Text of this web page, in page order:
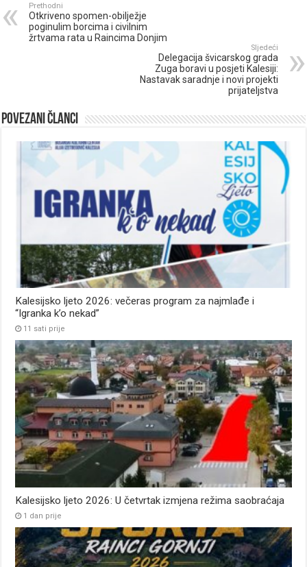
Prethodni
Otkriveno spomen-obilježje
poginulim borcima i civilnim
žrtvama rata u Raincima Donjim
Sljedeći
Delegacija švicarskog grada
Zuga boravi u posjeti Kalesiji:
Nastavak saradnje i novi projekti
prijateljstva
Povezani članci
Kalesijsko ljeto 2026: večeras program za najmlađe i
“Igranka k’o nekad”
11 sati prije
Kalesijsko ljeto 2026: U četvrtak izmjena režima saobraćaja
1 dan prije